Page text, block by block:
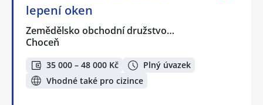
lepení oken
Zemědělsko obchodní družstvo…
Choceň
35 000 – 48 000 Kč
Plný úvazek
Vhodné také pro cizince